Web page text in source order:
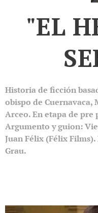
"EL
Historia de ficción
obispo de Cuernavaca,
Arceo. En etapa de
Argumento y guion:
Juan Félix (Félix
Grau.